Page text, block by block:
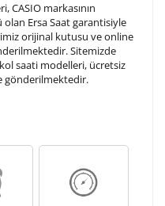
CASIO markasının
Ersa Saat garantisiyle
orijinal kutusu ve online
Sitemizde
saati modelleri, ücretsiz
gönderilmektedir.